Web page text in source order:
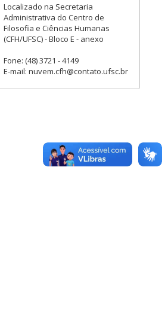
Localizado na Secretaria
Administrativa do Centro de
Filosofia e Ciências Humanas
(CFH/UFSC) - Bloco E - anexo
Fone: (48) 3721 - 4149
E-mail: nuvem.cfh@contato.ufsc.br